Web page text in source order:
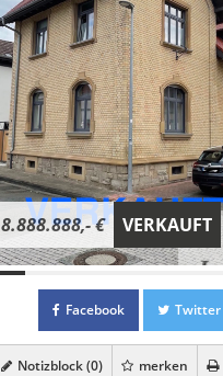
8.888.888,- € VERKAUFT
Facebook Twitter
Notizblock (0) merken